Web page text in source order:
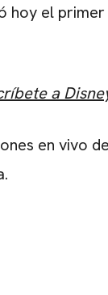
hoy el
a
en vivo